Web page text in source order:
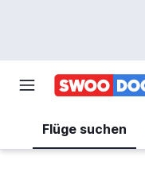
Flüge suchen